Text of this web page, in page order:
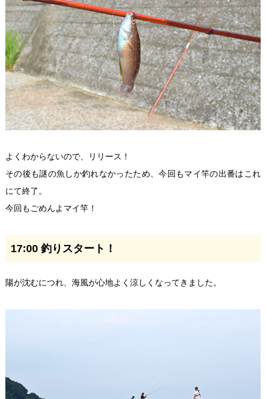
よくわからないので、リリース！
その後も謎の魚しか釣れなかったため、今回もマイ竿の出番はこれ
にて終了。
今回もごめんよマイ竿！
17:00 釣りスタート！
陽が沈むにつれ、海風が心地よく涼しくなってきました。